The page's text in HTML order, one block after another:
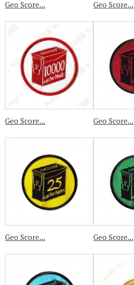
Geo Score... Geo Score...
Geo Score... Geo Score...
Geo Score... Geo Score...